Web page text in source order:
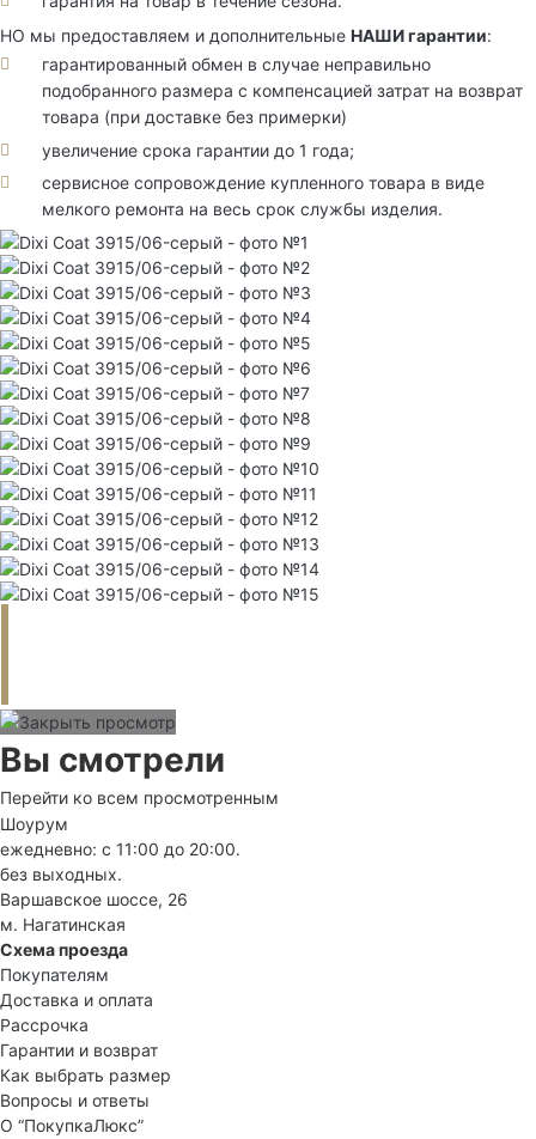
НО мы предоставляем и дополнительные НАШИ гарантии:
гарантированный обмен в случае неправильно
подобранного размера с компенсацией затрат на возврат
товара (при доставке без примерки)
увеличение срока гарантии до 1 года;
сервисное сопровождение купленного товара в виде
мелкого ремонта на весь срок службы изделия.
Вы смотрели
Перейти ко всем просмотренным
Шоурум
ежедневно: с 11:00 до 20:00.
без выходных.
Варшавское шоссе, 26
м. Нагатинская
Схема проезда
Покупателям
Доставка и оплата
Рассрочка
Гарантии и возврат
Как выбрать размер
Вопросы и ответы
О “ПокупкаЛюкс”